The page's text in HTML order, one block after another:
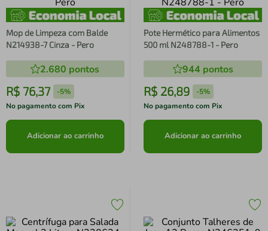
Mop de Limpeza com Balde
N214938-7 Cinza - Pero
2.680 pontos
R$ 76,37 -5%
No pagamento com Pix
Adicionar ao carrinho
Pote Hermético para Alimentos
500 ml N248788-1 - Pero
944 pontos
R$ 26,89 -5%
No pagamento com Pix
Adicionar ao carrinho